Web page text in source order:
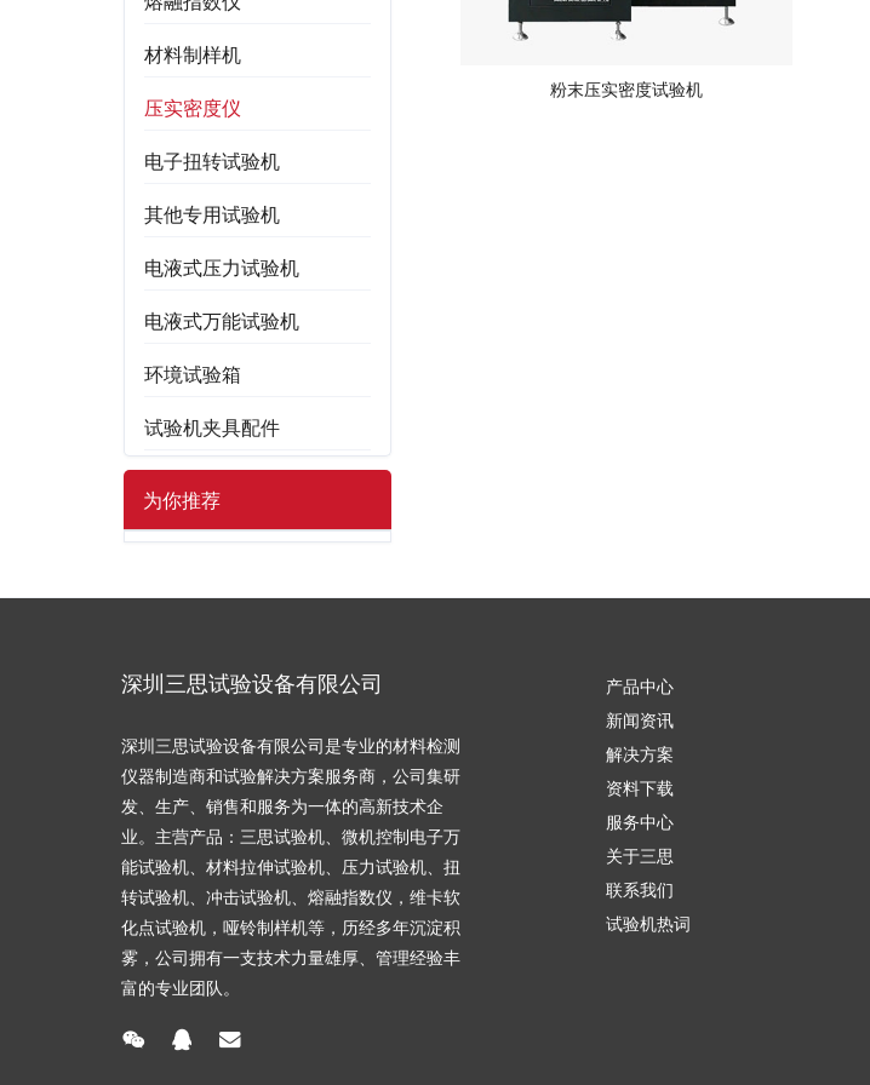
粉末压实密度试验机
材料制样机
压实密度仪
电子扭转试验机
其他专用试验机
电液式压力试验机
电液式万能试验机
环境试验箱
试验机夹具配件
为你推荐
深圳三思试验设备有限公司
深圳三思试验设备有限公司是专业的材料检测
仪器制造商和试验解决方案服务商，公司集研
发、生产、销售和服务为一体的高新技术企
业。主营产品：三思试验机、微机控制电子万
能试验机、材料拉伸试验机、压力试验机、扭
转试验机、冲击试验机、熔融指数仪，维卡软
化点试验机，哑铃制样机等，历经多年沉淀积
雾，公司拥有一支技术力量雄厚、管理经验丰
富的专业团队。
产品中心
新闻资讯
解决方案
资料下载
服务中心
关于三思
联系我们
试验机热词